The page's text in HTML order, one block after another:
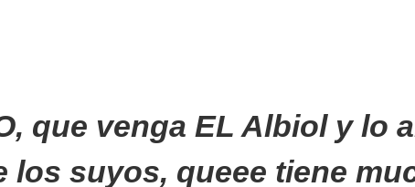
que venga EL Albiol y lo
suyos, queee tiene